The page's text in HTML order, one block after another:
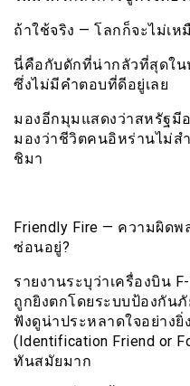
ถ้าใช้จริง — โลกก็จะไม่เห
นี่คือกับดักที่น่ากลัวที่สุดใน
ซึ่งไม่มีคำตอบที่ดีอยู่เลย
มองอีกมุมแสดงว่าสหรัฐมี
มองว่าชีวิตคนอิหร่านไม่
ชิมา
Friendly Fire — ความผิด
ซ่อนอยู่?
รายงานระบุว่าเครื่องบิน
ถูกยิงตกโดยระบบป้องกันภั
ฟังดูน่าประหลาดใจอย่างยิ่
(Identification Friend or
ทันสมัยมาก